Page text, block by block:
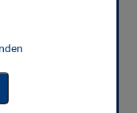
Google Maps Embed,